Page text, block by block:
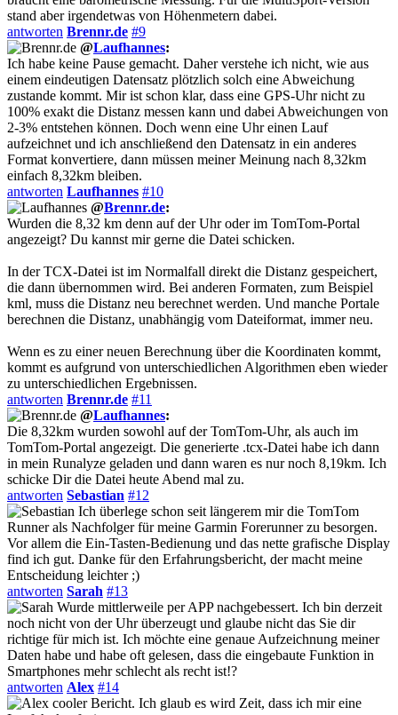
stand aber irgendetwas von Höhenmetern dabei.
antworten Brennr.de #9
@Laufhannes:
Ich habe keine Pause gemacht. Daher verstehe ich nicht, wie aus
einem eindeutigen Datensatz plötzlich solch eine Abweichung
zustande kommt. Mir ist schon klar, dass eine GPS-Uhr nicht zu
100% exakt die Distanz messen kann und dabei Abweichungen von
2-3% entstehen können. Doch wenn eine Uhr einen Lauf
aufzeichnet und ich anschließend den Datensatz in ein anderes
Format konvertiere, dann müssen meiner Meinung nach 8,32km
einfach 8,32km bleiben.
antworten Laufhannes #10
@Brennr.de:
Wurden die 8,32 km denn auf der Uhr oder im TomTom-Portal
angezeigt? Du kannst mir gerne die Datei schicken.
In der TCX-Datei ist im Normalfall direkt die Distanz gespeichert,
die dann übernommen wird. Bei anderen Formaten, zum Beispiel
kml, muss die Distanz neu berechnet werden. Und manche Portale
berechnen die Distanz, unabhängig vom Dateiformat, immer neu.
Wenn es zu einer neuen Berechnung über die Koordinaten kommt,
kommt es aufgrund von unterschiedlichen Algorithmen eben wieder
zu unterschiedlichen Ergebnissen.
antworten Brennr.de #11
@Laufhannes:
Die 8,32km wurden sowohl auf der TomTom-Uhr, als auch im
TomTom-Portal angezeigt. Die generierte .tcx-Datei habe ich dann
in mein Runalyze geladen und dann waren es nur noch 8,19km. Ich
schicke Dir die Datei heute Abend mal zu.
antworten Sebastian #12
Ich überlege schon seit längerem mir die TomTom
Runner als Nachfolger für meine Garmin Forerunner zu besorgen.
Vor allem die Ein-Tasten-Bedienung und das nette grafische Display
find ich gut. Danke für den Erfahrungsbericht, der macht meine
Entscheidung leichter ;)
antworten Sarah #13
Wurde mittlerweile per APP nachgebessert. Ich bin derzeit
noch nicht von der Uhr überzeugt und glaube nicht das Sie dir
richtige für mich ist. Ich möchte eine genaue Aufzeichnung meiner
Daten habe und habe oft gelesen, dass die eingebaute Funktion in
Smartphones mehr schlecht als recht ist!?
antworten Alex #14
cooler Bericht. Ich glaub es wird Zeit, dass ich mir eine